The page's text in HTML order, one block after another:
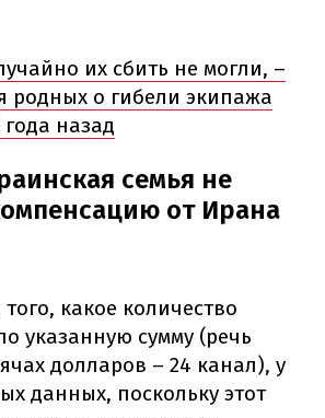
их сбить не могли, –
родных о гибели экипажа
назад
семья не
от Ирана
какое количество
указанную сумму (речь
долларов – 24 канал), у
данных, поскольку этот